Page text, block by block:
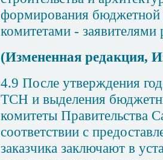
формирования бюджетной
комитетами - заявителями
(Измененная редакция,
4.9 После утверждения
ТСН и выделения
комитеты Правительства
соответствии с
заказчика заключают в